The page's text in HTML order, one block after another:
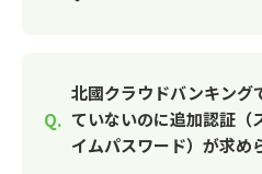
北國クラウドバンキング
ていないのに追加認証（
イムパスワード）が求め